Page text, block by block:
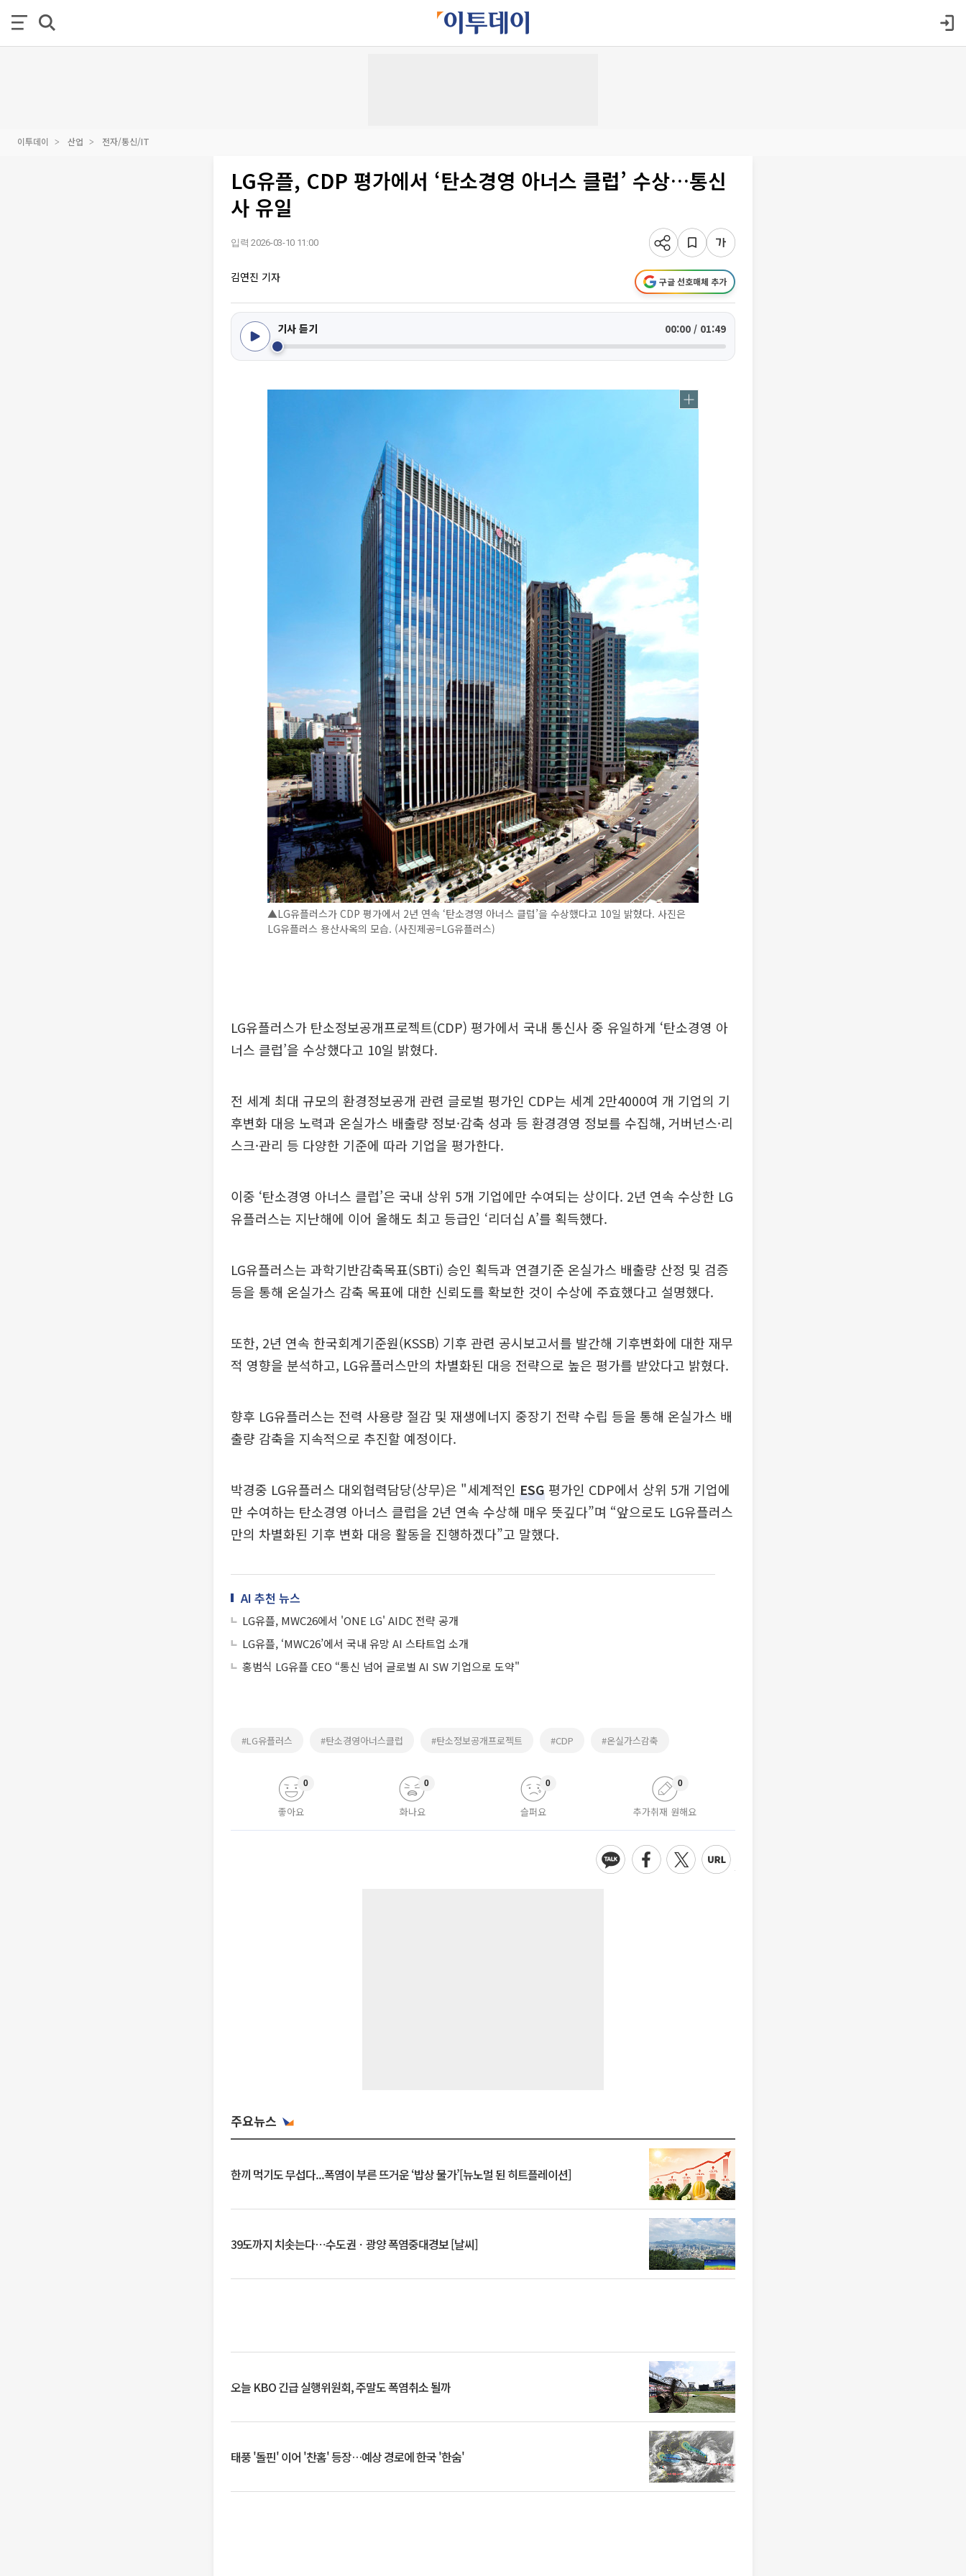
이투데이 산업 전자/통신/IT
LG유플, CDP 평가에서 ‘탄소경영 아너스 클럽’ 수상…통신
사 유일
입력 2026-03-10 11:00
김연진 기자 구글 선호매체 추가
기사 듣기 00:00 / 01:49
▲LG유플러스가 CDP 평가에서 2년 연속 ‘탄소경영 아너스 클럽’을 수상했다고 10일 밝혔다. 사진은
LG유플러스 용산사옥의 모습. (사진제공=LG유플러스)
LG유플러스가 탄소정보공개프로젝트(CDP) 평가에서 국내 통신사 중 유일하게 ‘탄소경영 아
너스 클럽’을 수상했다고 10일 밝혔다.
전 세계 최대 규모의 환경정보공개 관련 글로벌 평가인 CDP는 세계 2만4000여 개 기업의 기
후변화 대응 노력과 온실가스 배출량 정보·감축 성과 등 환경경영 정보를 수집해, 거버넌스·리
스크·관리 등 다양한 기준에 따라 기업을 평가한다.
이중 ‘탄소경영 아너스 클럽’은 국내 상위 5개 기업에만 수여되는 상이다. 2년 연속 수상한 LG
유플러스는 지난해에 이어 올해도 최고 등급인 ‘리더십 A’를 획득했다.
LG유플러스는 과학기반감축목표(SBTi) 승인 획득과 연결기준 온실가스 배출량 산정 및 검증
등을 통해 온실가스 감축 목표에 대한 신뢰도를 확보한 것이 수상에 주효했다고 설명했다.
또한, 2년 연속 한국회계기준원(KSSB) 기후 관련 공시보고서를 발간해 기후변화에 대한 재무
적 영향을 분석하고, LG유플러스만의 차별화된 대응 전략으로 높은 평가를 받았다고 밝혔다.
향후 LG유플러스는 전력 사용량 절감 및 재생에너지 중장기 전략 수립 등을 통해 온실가스 배
출량 감축을 지속적으로 추진할 예정이다.
박경중 LG유플러스 대외협력담당(상무)은 "세계적인 ESG 평가인 CDP에서 상위 5개 기업에
만 수여하는 탄소경영 아너스 클럽을 2년 연속 수상해 매우 뜻깊다”며 “앞으로도 LG유플러스
만의 차별화된 기후 변화 대응 활동을 진행하겠다”고 말했다.
AI 추천 뉴스
LG유플, MWC26에서 'ONE LG' AIDC 전략 공개
LG유플, ‘MWC26’에서 국내 유망 AI 스타트업 소개
홍범식 LG유플 CEO “통신 넘어 글로벌 AI SW 기업으로 도약"
#LG유플러스 #탄소경영아너스클럽 #탄소정보공개프로젝트 #CDP #온실가스감축
좋아요
0
화나요
0
슬퍼요
0
추가취재 원해요
0
주요뉴스
한끼 먹기도 무섭다...폭염이 부른 뜨거운 ‘밥상 물가’[뉴노멀 된 히트플레이션]
39도까지 치솟는다⋯수도권ㆍ광양 폭염중대경보 [날씨]
오늘 KBO 긴급 실행위원회, 주말도 폭염취소 될까
태풍 '돌핀' 이어 '찬홈' 등장…예상 경로에 한국 '한숨'